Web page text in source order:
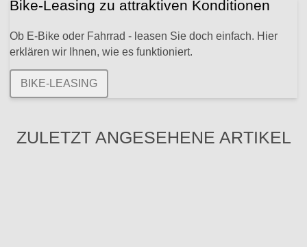
Bike-Leasing zu attraktiven Konditionen
Ob E-Bike oder Fahrrad - leasen Sie doch einfach. Hier
erklären wir Ihnen, wie es funktioniert.
BIKE-LEASING
ZULETZT ANGESEHENE ARTIKEL